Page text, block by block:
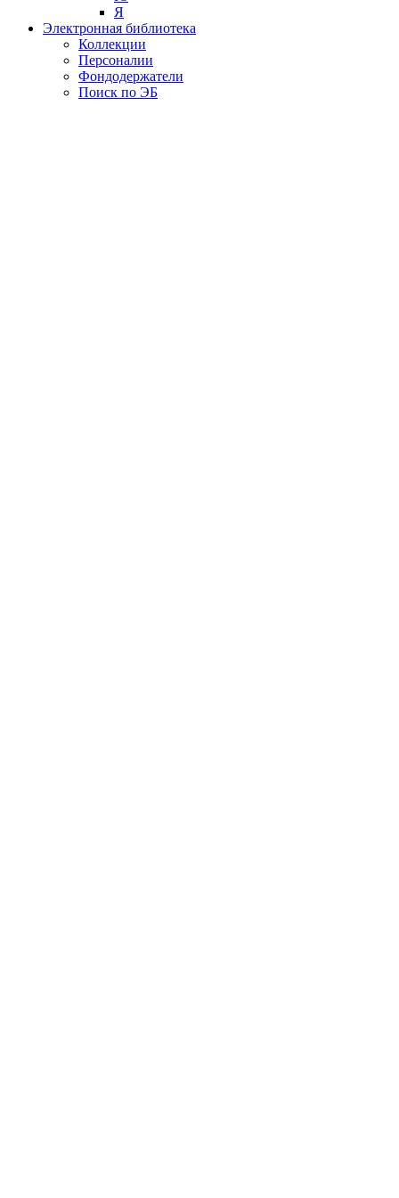
Я
Электронная библиотека
Коллекции
Персоналии
Фондодержатели
Поиск по ЭБ